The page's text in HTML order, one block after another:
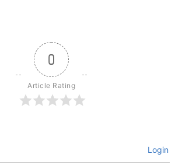
0
Article Rating
Login